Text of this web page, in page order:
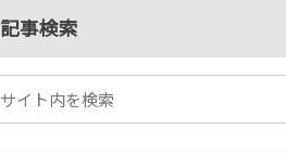
記事検索